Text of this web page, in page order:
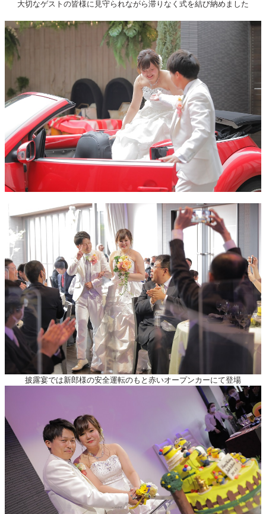
大切なゲストの皆様に見守られながら滞りなく式を結び納めました
披露宴では新郎様の安全運転のもと赤いオープンカーにて登場